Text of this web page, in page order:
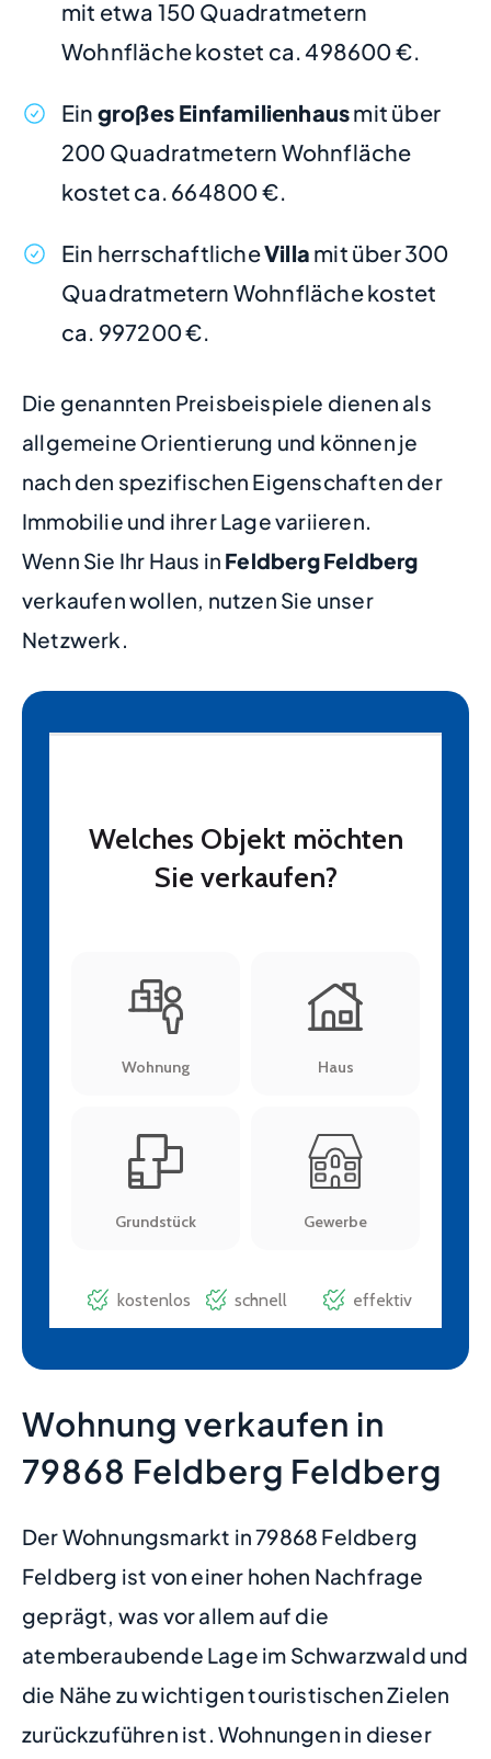
mit etwa 150 Quadratmetern
Wohnfläche kostet ca. 498600 €.
Ein großes Einfamilienhausmit über
200 Quadratmetern Wohnfläche
kostet ca. 664800 €.
Ein herrschaftlicheVilla mit über 300
Quadratmetern Wohnfläche kostet
ca. 997200 €.
Die genannten Preisbeispiele dienen als
allgemeine Orientierung und können je
nach den spezifischen Eigenschaften der
Immobilie und ihrer Lage variieren.
Wenn Sie Ihr Haus in Feldberg Feldberg
verkaufen wollen, nutzen Sie unser
Netzwerk.
Wohnung verkaufen in
79868 Feldberg Feldberg
Der Wohnungsmarkt in 79868 Feldberg
Feldberg ist von einer hohen Nachfrage
geprägt, was vor allem auf die
atemberaubende Lage im Schwarzwald und
die Nähe zu wichtigen touristischen Zielen
zurückzuführen ist. Wohnungen in dieser